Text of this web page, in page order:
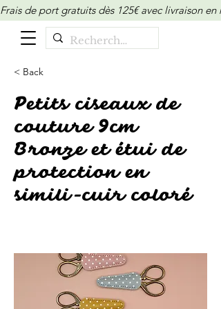
Frais de port gratuits dès 125€ avec livraison
< Back
Petits ciseaux de
couture 9cm
Bronze et étui de
protection en
simili-cuir coloré